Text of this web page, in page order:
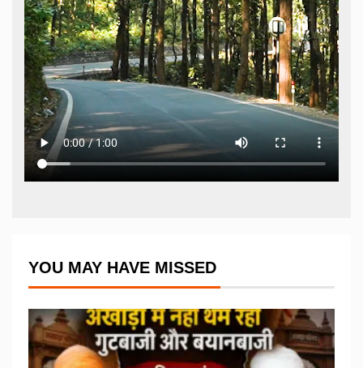
YOU MAY HAVE MISSED